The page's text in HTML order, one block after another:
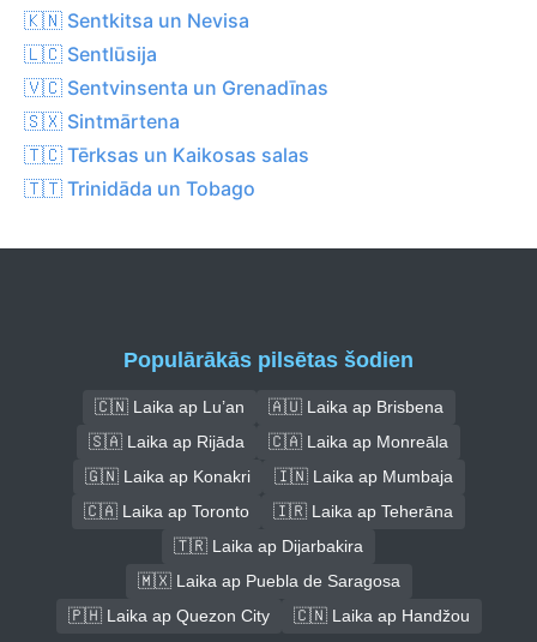
🇰🇳 Sentkitsa un Nevisa
🇱🇨 Sentlūsija
🇻🇨 Sentvinsenta un Grenadīnas
🇸🇽 Sintmārtena
🇹🇨 Tērksas un Kaikosas salas
🇹🇹 Trinidāda un Tobago
Populārākās pilsētas šodien
🇨🇳 Laika ap Lu’an
🇦🇺 Laika ap Brisbena
🇸🇦 Laika ap Rijāda
🇨🇦 Laika ap Monreāla
🇬🇳 Laika ap Konakri
🇮🇳 Laika ap Mumbaja
🇨🇦 Laika ap Toronto
🇮🇷 Laika ap Teherāna
🇹🇷 Laika ap Dijarbakira
🇲🇽 Laika ap Puebla de Saragosa
🇵🇭 Laika ap Quezon City
🇨🇳 Laika ap Handžou